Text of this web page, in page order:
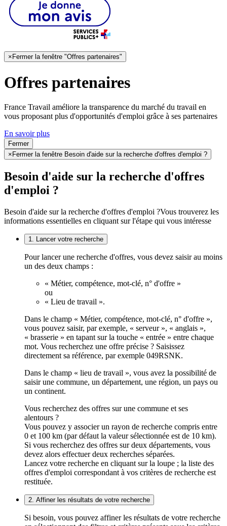
× Fermer la fenêtre "Offres partenaires"
Offres partenaires
France Travail améliore la transparence du marché du travail en
vous proposant plus d'opportunités d'emploi grâce à ses partenaires
En savoir plus
Fermer
× Fermer la fenêtre Besoin d'aide sur la recherche d'offres d'emploi ?
Besoin d'aide sur la recherche d'offres
d'emploi ?
Besoin d'aide sur la recherche d'offres d'emploi ?Vous trouverez les
informations essentielles en cliquant sur l'étape qui vous intéresse
1. Lancer votre recherche
Pour lancer une recherche d'offres, vous devez saisir au moins
un des deux champs :
« Métier, compétence, mot-clé, n° d'offre »
ou
« Lieu de travail ».
Dans le champ « Métier, compétence, mot-clé, n° d'offre »,
vous pouvez saisir, par exemple, « serveur », « anglais »,
« brasserie » en tapant sur la touche « entrée » entre chaque
mot. Vous recherchez une offre précise ? Saisissez
directement sa référence, par exemple 049RSNK.
Dans le champ « lieu de travail », vous avez la possibilité de
saisir une commune, un département, une région, un pays ou
un continent.
Vous recherchez des offres sur une commune et ses
alentours ?
Vous pouvez y associer un rayon de recherche compris entre
0 et 100 km (par défaut la valeur sélectionnée est de 10 km).
Si vous recherchez des offres sur deux départements, vous
devez alors effectuer deux recherches séparées.
Lancez votre recherche en cliquant sur la loupe ; la liste des
offres d'emploi correspondant à vos critères de recherche est
restituée.
2. Affiner les résultats de votre recherche
Si besoin, vous pouvez affiner les résultats de votre recherche